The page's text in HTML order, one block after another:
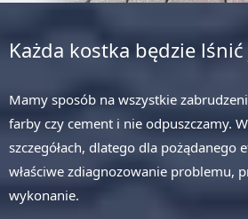
Każda kostka będzie
Mamy sposób na wszystkie
farby czy cement i nie odpuszczamy.
szczegółach, dlatego dla pożądanego
właściwe zdiagnozowanie problemu,
wykonanie.